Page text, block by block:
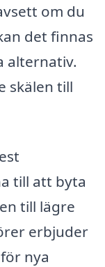
om du
det finnas
alternativ.
skälen till
till att byta
till lägre
erbjuder
nya